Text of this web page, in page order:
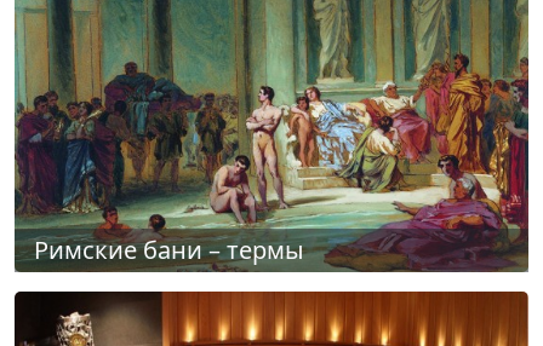
Римские бани – термы